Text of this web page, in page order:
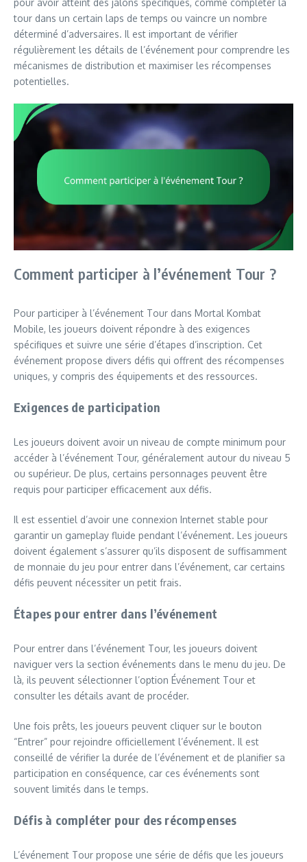
pour avoir atteint des jalons spécifiques, comme compléter la
tour dans un certain laps de temps ou vaincre un nombre
déterminé d’adversaires. Il est important de vérifier
régulièrement les détails de l’événement pour comprendre les
mécanismes de distribution et maximiser les récompenses
potentielles.
Comment participer à l’événement Tour ?
Pour participer à l’événement Tour dans Mortal Kombat
Mobile, les joueurs doivent répondre à des exigences
spécifiques et suivre une série d’étapes d’inscription. Cet
événement propose divers défis qui offrent des récompenses
uniques, y compris des équipements et des ressources.
Exigences de participation
Les joueurs doivent avoir un niveau de compte minimum pour
accéder à l’événement Tour, généralement autour du niveau 5
ou supérieur. De plus, certains personnages peuvent être
requis pour participer efficacement aux défis.
Il est essentiel d’avoir une connexion Internet stable pour
garantir un gameplay fluide pendant l’événement. Les joueurs
doivent également s’assurer qu’ils disposent de suffisamment
de monnaie du jeu pour entrer dans l’événement, car certains
défis peuvent nécessiter un petit frais.
Étapes pour entrer dans l’événement
Pour entrer dans l’événement Tour, les joueurs doivent
naviguer vers la section événements dans le menu du jeu. De
là, ils peuvent sélectionner l’option Événement Tour et
consulter les détails avant de procéder.
Une fois prêts, les joueurs peuvent cliquer sur le bouton
“Entrer” pour rejoindre officiellement l’événement. Il est
conseillé de vérifier la durée de l’événement et de planifier sa
participation en conséquence, car ces événements sont
souvent limités dans le temps.
Défis à compléter pour des récompenses
L’événement Tour propose une série de défis que les joueurs